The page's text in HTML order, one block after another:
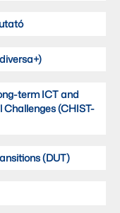
term ICT and
(CHIST-
(DUT)